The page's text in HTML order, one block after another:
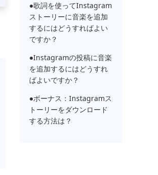
●歌詞を使ってInstagram
ストーリーに音楽を追加
するにはどうすればよい
ですか？
●Instagramの投稿に音楽
を追加するにはどうすれ
ばよいですか？
●ボーナス：Instagramス
トーリーをダウンロード
する方法は？